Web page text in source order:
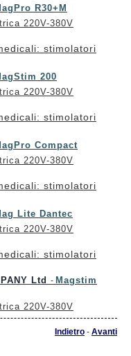
R30+M
220V-380V
stimolatori
200
220V-380V
stimolatori
Compact
220V-380V
stimolatori
Lite Dantec
220V-380V
stimolatori
Ltd - Magstim
220V-380V
Indietro - Avanti